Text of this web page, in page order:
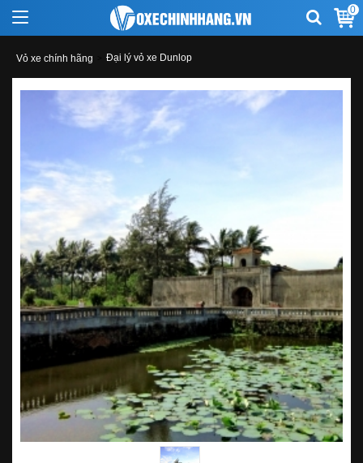
0
Vỏ xe chính hãng Đại lý vỏ xe Dunlop